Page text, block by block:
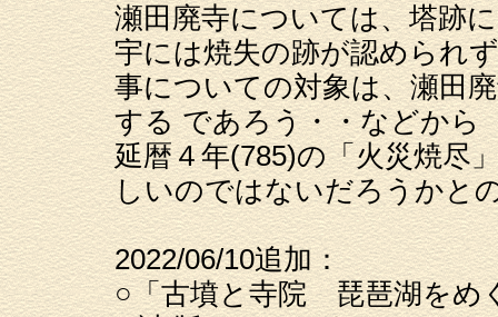
瀬田廃寺については、塔跡
宇には焼失の跡が認められ
事についての対象は、瀬田
する であろう・・などから
延暦４年(785)の「火災焼尽
しいのではないだろうかと
2022/06/10追加：
○「古墳と寺院 琵琶湖をめ